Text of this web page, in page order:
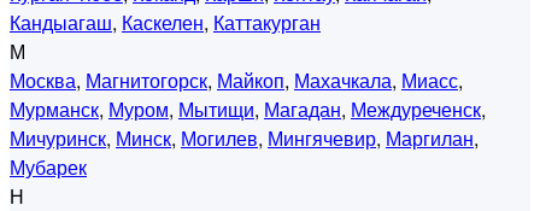
Кандыагаш, Каскелен, Каттакурган
М
Москва, Магнитогорск, Майкоп, Махачкала, Миасс,
Мурманск, Муром, Мытищи, Магадан, Междуреченск,
Мичуринск, Минск, Могилев, Мингячевир, Маргилан,
Мубарек
Н